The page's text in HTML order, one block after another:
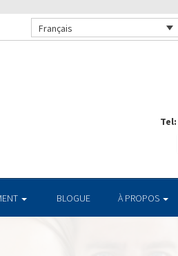
Français
Tel:
BLOGUE À PROPOS